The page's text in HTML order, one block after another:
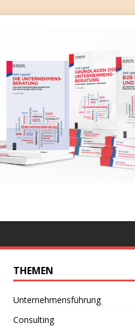
THEMEN
Unternehmensführung
Consulting